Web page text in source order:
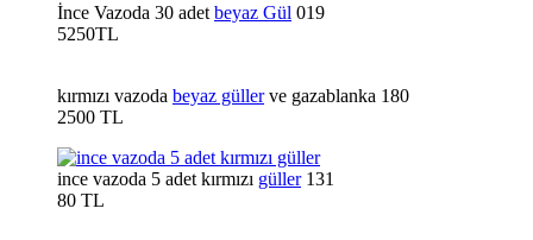
İnce Vazoda 30 adet beyaz Gül 019
5250TL
kırmızı vazoda beyaz güllerve gazablanka 180
2500 TL
ince vazoda 5 adet kırmızı güller131
80 TL